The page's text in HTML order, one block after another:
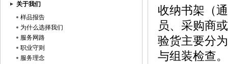
关于我们
样品报告
为什么选择我们
服务网路
职业守则
服务理念
收纳书架（
员、采购商
验货主要分
与组装检查。